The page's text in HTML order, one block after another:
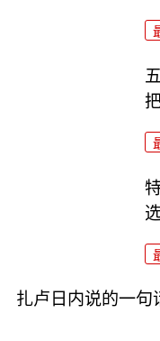
扎卢日内说的一句